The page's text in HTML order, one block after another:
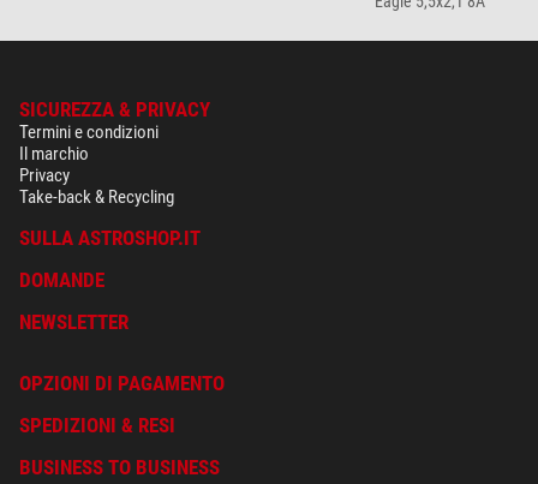
SICUREZZA & PRIVACY
Termini e condizioni
Il marchio
Privacy
Take-back & Recycling
SULLA ASTROSHOP.IT
DOMANDE
NEWSLETTER
OPZIONI DI PAGAMENTO
SPEDIZIONI & RESI
BUSINESS TO BUSINESS